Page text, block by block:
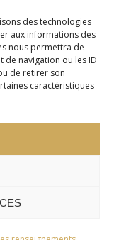
des technologies
aux informations des
nous permettra de
navigation ou les ID
de retirer son
caractéristiques